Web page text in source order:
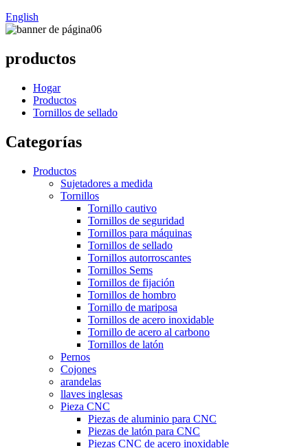
English
productos
Hogar
Productos
Tornillos de sellado
Categorías
Productos
Sujetadores a medida
Tornillos
Tornillo cautivo
Tornillos de seguridad
Tornillos para máquinas
Tornillos de sellado
Tornillos autorroscantes
Tornillos Sems
Tornillos de fijación
Tornillos de hombro
Tornillo de mariposa
Tornillos de acero inoxidable
Tornillo de acero al carbono
Tornillos de latón
Pernos
Cojones
arandelas
llaves inglesas
Pieza CNC
Piezas de aluminio para CNC
Piezas de latón para CNC
Piezas CNC de acero inoxidable